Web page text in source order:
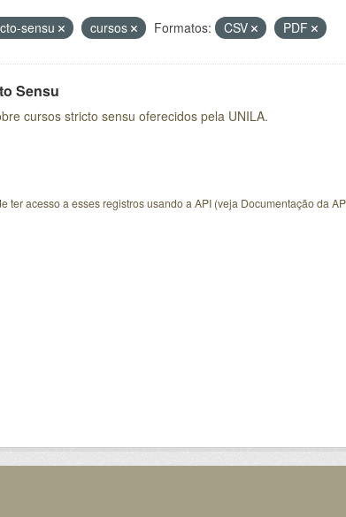
sensu cursos Formatos: CSV PDF
Sensu
cursos stricto sensu oferecidos pela UNILA.
ter acesso a esses registros usando a API(veja Documentação da